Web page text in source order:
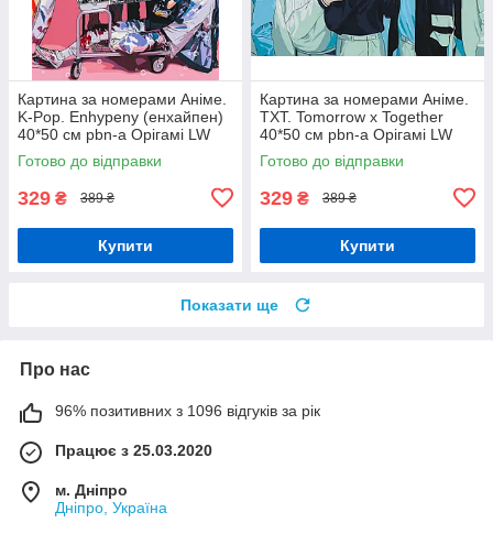
Картина за номерами Аніме.
K-Pop. Enhypenу (енхайпен)
40*50 см pbn-a Орігамі LW
3292
Готово до відправки
329 ₴ 389 ₴
Купити
Картина за номерами Аніме.
TXT. Tomorrow x Together
40*50 см pbn-a Орігамі LW
3290
Готово до відправки
329 ₴ 389 ₴
Купити
Показати ще
Про нас
96% позитивних з 1096 відгуків за рік
Працює з 25.03.2020
м. Дніпро
Дніпро, Україна